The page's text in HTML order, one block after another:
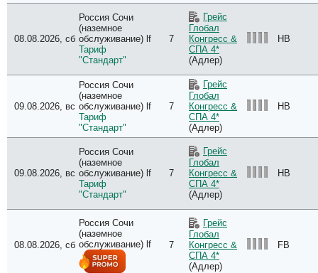
08.08.2026, сб
Россия Сочи
(наземное
обслуживание) lf
Тариф
"Стандарт"
7
Грейс
Глобал
Конгресс &
СПА 4*
(Адлер)
HB
09.08.2026, вс
Россия Сочи
(наземное
обслуживание) lf
Тариф
"Стандарт"
7
Грейс
Глобал
Конгресс &
СПА 4*
(Адлер)
HB
09.08.2026, вс
Россия Сочи
(наземное
обслуживание) lf
Тариф
"Стандарт"
7
Грейс
Глобал
Конгресс &
СПА 4*
(Адлер)
HB
08.08.2026, сб
Россия Сочи
(наземное
обслуживание) lf
7
Грейс
Глобал
Конгресс &
СПА 4*
(Адлер)
FB